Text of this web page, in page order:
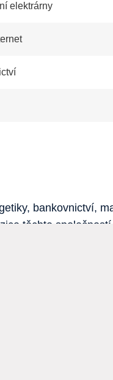
elektrárny
bankovnictví,
těchto